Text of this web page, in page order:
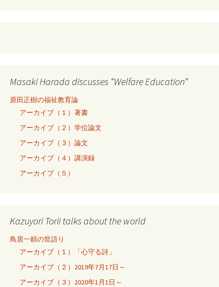
Masaki Harada discusses “Welfare Education”
原田正樹の福祉教育論
アーカイブ（１）著書
アーカイブ（２）学位論文
アーカイブ（３）論文
アーカイブ（４）講演録
アーカイブ（５）
Kazuyori Torii talks about the world
鳥居一頼の世語り
アーカイブ（１）「心守る詩」
アーカイブ（２）2019年7月17日～
アーカイブ（３）2020年1月1日～